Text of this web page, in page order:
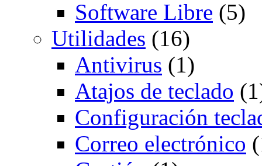
Software Libre (5)
Utilidades (16)
Antivirus (1)
Atajos de teclado
Configuración
Correo electrónico